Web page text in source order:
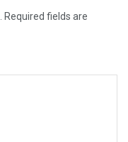
Required fields are